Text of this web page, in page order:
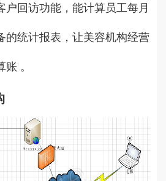
户回访功能，能计算员工每月
的统计报表，让美容机构经营
账 。